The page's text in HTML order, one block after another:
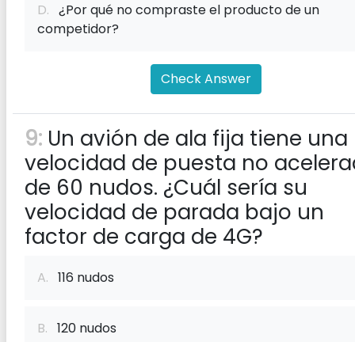
D. ¿Por qué no compraste el producto de un
competidor?
Check Answer
9: Un avión de ala fija tiene una
velocidad de puesta no
de 60 nudos. ¿Cuál sería su
velocidad de parada bajo un
factor de carga de 4G?
A. 116 nudos
B. 120 nudos